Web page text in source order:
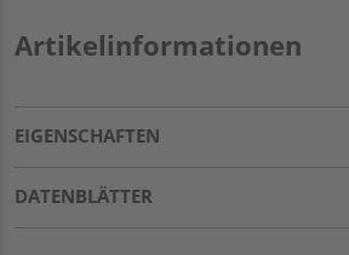
Artikelinformationen
EIGENSCHAFTEN
DATENBLÄTTER